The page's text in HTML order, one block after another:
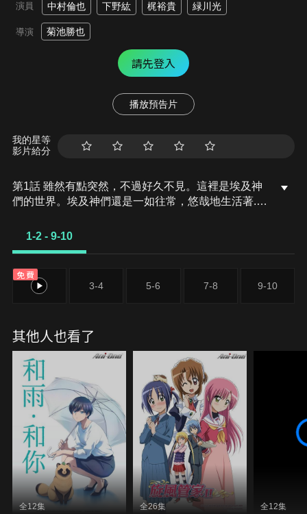
演員 中村倫也 下野紘 梶裕貴 緑川光
導演 菊池勝也
請先登入
播放預告片
我的星等
影片給分
第1話 雖然有點突然，不過好久不見。這裡是埃及神
們的世界。埃及神們還是一如往常，悠哉地生活著...
瘦，到底為什麼會這樣呢？第2話 埃及神們在為女兒
人偶陳列台最上方的位置而吵了起來。埃及神們的女
兒節究竟會變怎樣呢。
1-2 - 9-10
免費
1-2 3-4 5-6 7-8 9-10
其他人也看了
全12集 全26集 全12集